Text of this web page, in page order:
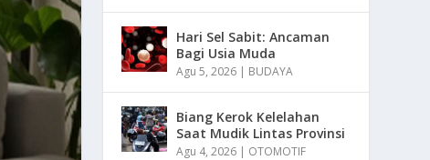
Hari Sel Sabit: Ancaman
Bagi Usia Muda
Agu 5, 2026 | BUDAYA
Biang Kerok Kelelahan
Saat Mudik Lintas Provinsi
Agu 4, 2026 | OTOMOTIF